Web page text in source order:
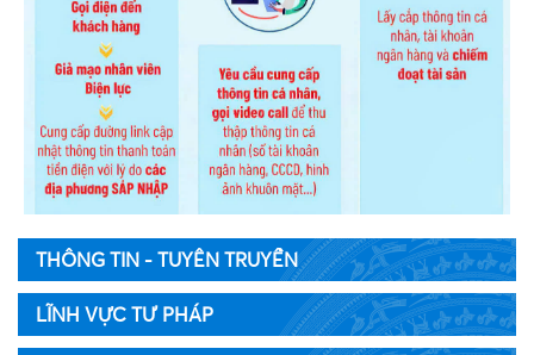
THÔNG TIN - TUYÊN TRUYỀN
LĨNH VỰC TƯ PHÁP